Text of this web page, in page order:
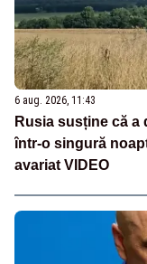
6 aug. 2026, 11:43
Rusia susține că a
într-o singură
avariat VIDEO